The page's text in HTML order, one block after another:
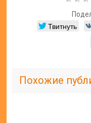
Твитнуть
Похожие